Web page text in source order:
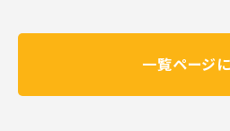
一覧ページ